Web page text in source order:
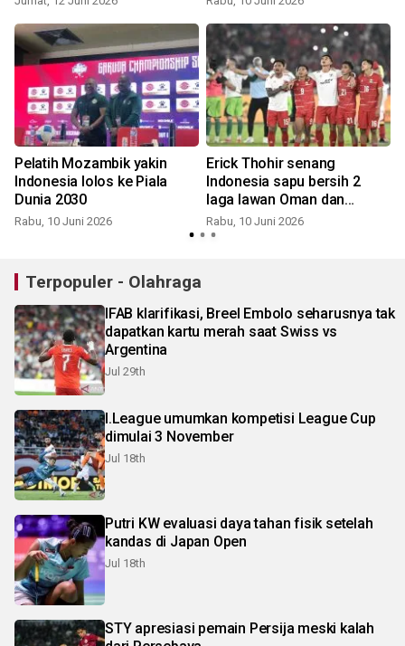
Pelatih Mozambik yakin
Indonesia lolos ke Piala
Dunia 2030
Rabu, 10 Juni 2026
Erick Thohir senang
Indonesia sapu bersih 2
laga lawan Oman dan
Mozambik
Rabu, 10 Juni 2026
Terpopuler - Olahraga
IFAB klarifikasi, Breel Embolo seharusnya tak
dapatkan kartu merah saat Swiss vs
Argentina
Jul 29th
I.League umumkan kompetisi League Cup
dimulai 3 November
Jul 18th
Putri KW evaluasi daya tahan fisik setelah
kandas di Japan Open
Jul 18th
STY apresiasi pemain Persija meski kalah